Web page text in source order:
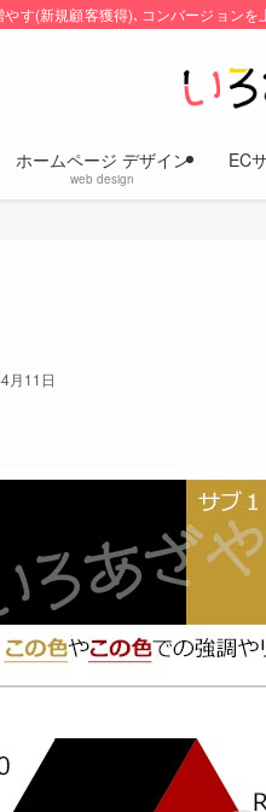
す(新規顧客獲得)､コンバージョン
ホームページ デザイン
web design
EC
月11日